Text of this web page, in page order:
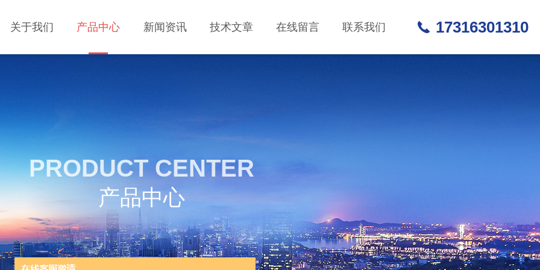
关于我们 产品中心 新闻资讯 技术文章 在线留言 联系我们 17316301310
PRODUCT CENTER
产品中心